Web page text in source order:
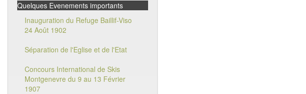
Quelques Evenements importants
Inauguration du Refuge Baillif-Viso
24 Août 1902
Séparation de l'Eglise et de l'Etat
Concours International de Skis
Montgenevre du 9 au 13 Février
1907